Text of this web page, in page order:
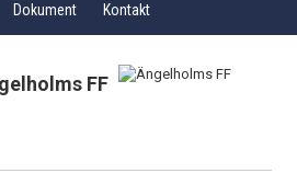
Dokument Kontakt
FF